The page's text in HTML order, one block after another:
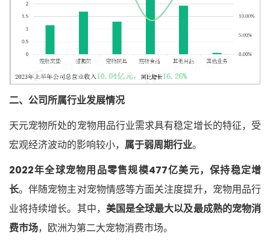
二、公司所属行业发展情况
天元宠物所处的宠物用品行业需求具有稳定增长的特征，受
宏观经济波动的影响较小， 属于弱周期行业。
2022年全球宠物用品零售规模477亿美元，保持稳定增
长。伴随宠物主对宠物情感等方面关注度提升，宠物用品行
业将持续增长。其中， 美国是全球最大以及最成熟的宠物消
费市场，欧洲为第二大宠物消费市场。